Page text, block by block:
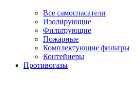
Все самоспасатели
Изолирующие
Фильтрующие
Пожарные
Комплектующие фильтры
Контейнеры
Противогазы